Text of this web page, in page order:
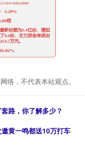
络，不代表本站观点。
路，你了解多少？
黄一鸣都送10万打车